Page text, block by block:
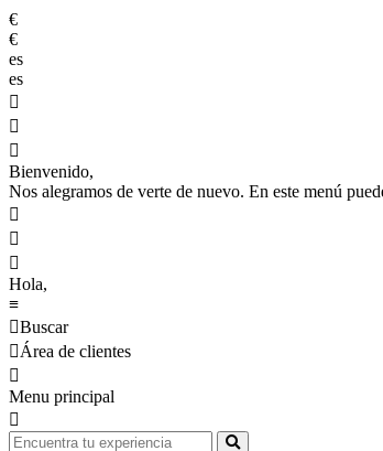
€
€
es
es



Bienvenido,
Nos alegramos de verte de nuevo. En este menú



Hola,
≡
Buscar
Área de clientes

Menu principal
